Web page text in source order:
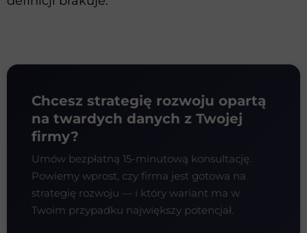
Chcesz strategię rozwoju opartą
na twardych danych z Twojej
firmy?
Umów bezpłatną 15-minutową konsultację.
Powiemy wprost, czy firma jest gotowa na
strategię rozwoju — i który wariant ma w
Twoim przypadku największy potencjał.